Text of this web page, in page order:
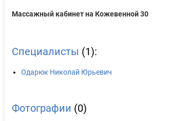
Массажный кабинет на Кожевенной 30
Специалисты (1):
Одарюк Николай Юрьевич
Фотографии (0)